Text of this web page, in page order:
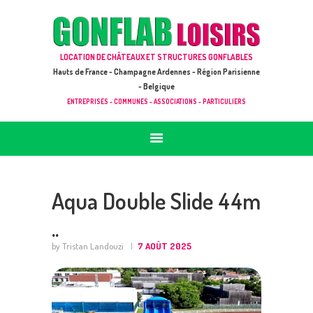
LOCATION DE CHÂTEAUX ET STRUCTURES GONFLABLES
Hauts de France - Champagne Ardennes - Région Parisienne
- Belgique
ENTREPRISES - COMMUNES - ASSOCIATIONS - PARTICULIERS
GONFLAB LOISIRS
ACCUEIL
JEUX À LOUER & PRESTATIONS
CATALOGUE / TARIF
DEMANDE DE DEVIS (SOUS 24H)
Aqua Double Slide 44m
..
by Tristan Landouzi 7 AOÛT 2025